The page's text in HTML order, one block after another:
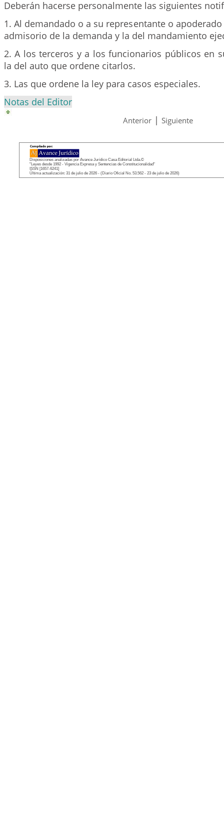
Deberán hacerse personalmente las siguientes
1. Al demandado o a su representante o
admisorio de la demanda y la del mandamiento
2. A los terceros y a los funcionarios públicos en
la del auto que ordene citarlos.
3. Las que ordene la ley para casos especiales.
Notas del Editor
Anterior | Siguiente
Disposiciones analizadas por Avance Jurídico Casa Editorial Ltda.©
"Leyes desde 1992 - Vigencia Expresa y Sentencias de Constitucionalidad"
ISSN [1657-6241]
Última actualización: 31 de julio de 2026 - (Diario Oficial No. 53.562 - 23 de julio de 2026)